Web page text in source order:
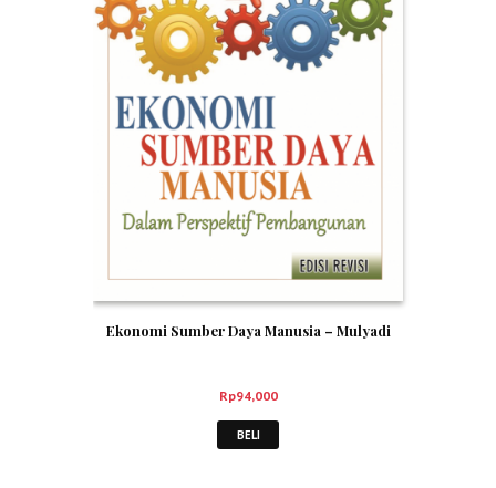
Ekonomi Sumber Daya Manusia – Mulyadi
Rp94,000
BELI